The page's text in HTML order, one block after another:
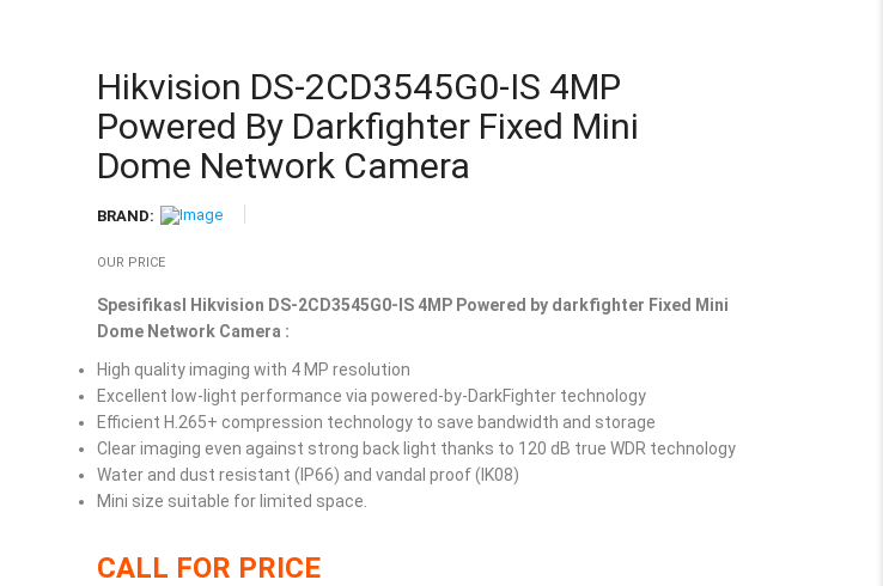
Hikvision DS-2CD3545G0-IS 4MP
Powered By Darkfighter Fixed Mini
Dome Network Camera
BRAND:
OUR PRICE
SpesifikasI Hikvision DS-2CD3545G0-IS 4MP Powered by darkfighter Fixed Mini
Dome Network Camera :
High quality imaging with 4 MP resolution
Excellent low-light performance via powered-by-DarkFighter technology
Efficient H.265+ compression technology to save bandwidth and storage
Clear imaging even against strong back light thanks to 120 dB true WDR technology
Water and dust resistant (IP66) and vandal proof (IK08)
Mini size suitable for limited space.
CALL FOR PRICE